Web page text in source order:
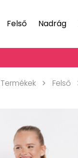
Felső Nadrág
Termékek Felső